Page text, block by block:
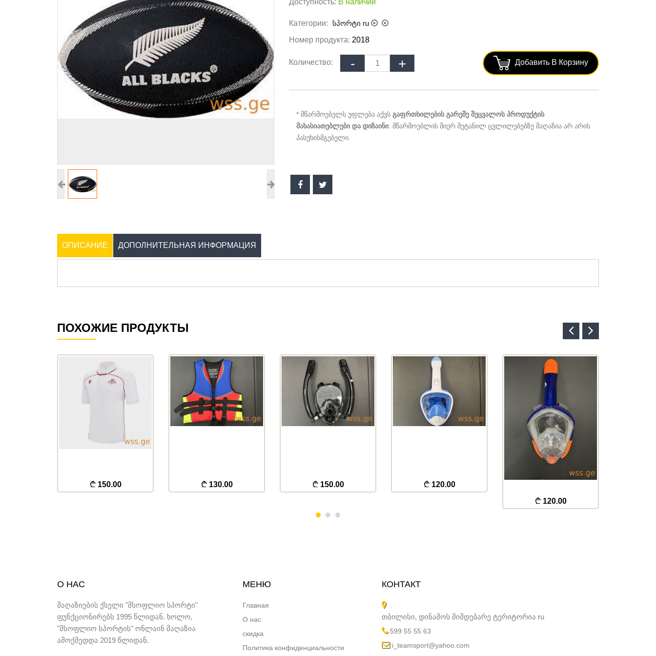
Доступность: В наличии
Категории:
სპორტი ru
Номер продукта: 2018
Количество: Добавить В Корзину
* მწარმოებელს უფლება აქვს გაფრთხილების გარეშე შეცვალოს პროდუქტის
მახასიათებლები და დიზაინი . მწარმოებლის მიერ შეტანილ ცვლილებებზე მაღაზია არ არის
პასუხისმგებელი.
ОПИСАНИЕ ДОПОЛНИТЕЛЬНАЯ ИНФОРМАЦИЯ
ПОХОЖИЕ ПРОДУКТЫ
150.00 130.00 150.00 120.00
120.00
О НАС
მაღაზიების ქსელი "მსოფლიო სპორტი"
ფუნქციონირებს 1995 წლიდან. ხოლო,
"მსოფლიო სპორტის" ონლაინ მაღაზია
ამოქმედდა 2019 წლიდან.
МЕНЮ
Главная
О нас
скидка
Политика конфиденциальности
КОНТАКТ
თბილისი, დინამოს მიმდებარე ტერიტორია ru
599 55 55 63
i_teamsport@yahoo.com